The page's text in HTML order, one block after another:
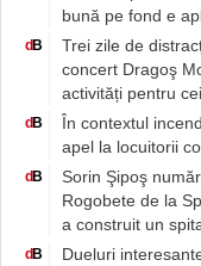
bună pe fond e
dB
Trei zile de
concert Dragoş
activități pentru
dB
În contextul
apel la locuitorii
dB
Sorin Şipoş
Rogobete de la
a construit un
dB
Dueluri